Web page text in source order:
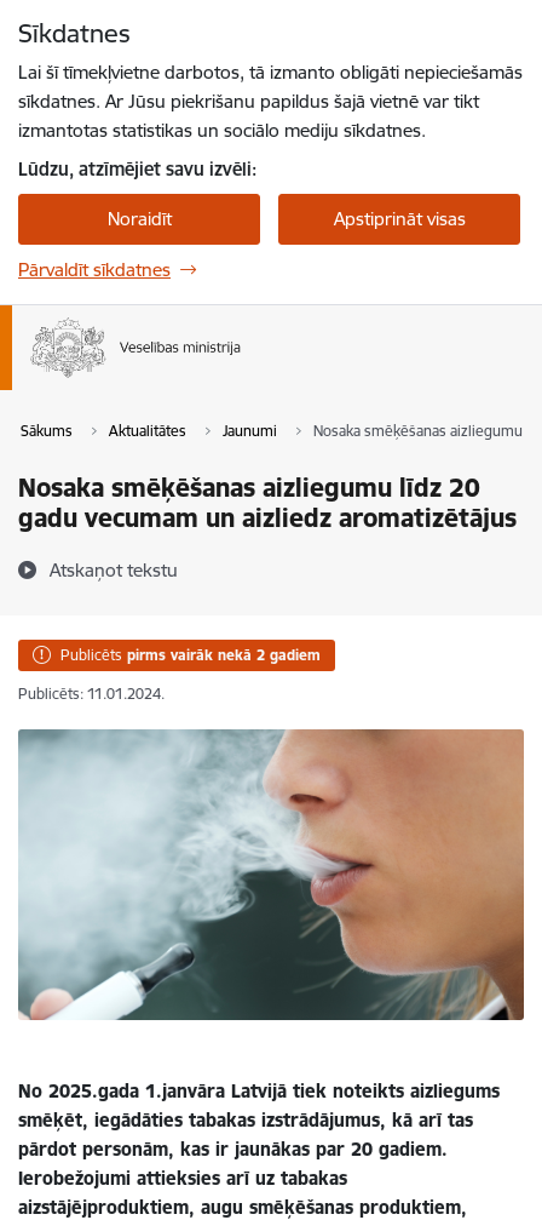
Sīkdatnes
Lai šī tīmekļvietne darbotos, tā izmanto obligāti nepieciešamās
sīkdatnes. Ar Jūsu piekrišanu papildus šajā vietnē var tikt
izmantotas statistikas un sociālo mediju sīkdatnes.
Lūdzu, atzīmējiet savu izvēli:
Noraidīt Apstiprināt visas
Pārvaldīt sīkdatnes
Sākums Aktualitātes Jaunumi Nosaka smēķēšanas aizliegumu
Nosaka smēķēšanas aizliegumu līdz 20
gadu vecumam un aizliedz aromatizētājus
Atskaņot tekstu
Publicēts pirms vairāk nekā 2 gadiem
Publicēts: 11.01.2024.
No 2025.gada 1.janvāra Latvijā tiek noteikts aizliegums
smēķēt, iegādāties tabakas izstrādājumus, kā arī tas
pārdot personām, kas ir jaunākas par 20 gadiem.
Ierobežojumi attieksies arī uz tabakas
aizstājējproduktiem, augu smēķēšanas produktiem,